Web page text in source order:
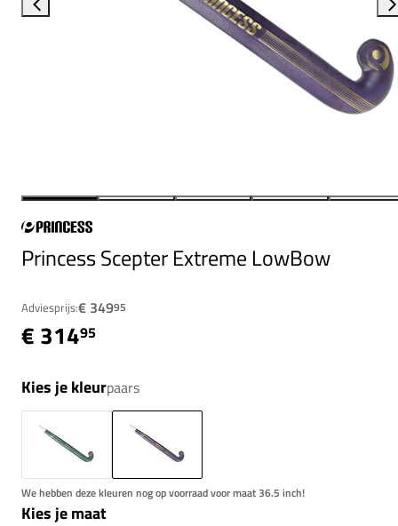
Princess Scepter Extreme LowBow
Adviesprijs:€ 34995
€ 31495
Kies je kleurpaars
We hebben deze kleuren nog op voorraad voor maat 36.5 inch!
Kies je maat